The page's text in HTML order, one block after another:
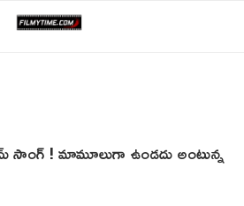
సాంగ్ ! మామూలుగా ఉండదు అంటున్న